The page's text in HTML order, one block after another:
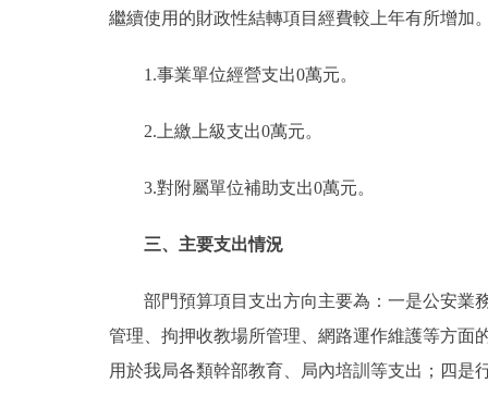
繼續使用的財政性結轉項目經費較上年有所增加
1.事業單位經營支出0萬元。
2.上繳上級支出0萬元。
3.對附屬單位補助支出0萬元。
三、主要支出情況
部門預算項目支出方向主要為：一是公安業務
管理、拘押收教場所管理、網路運作維護等方面
用於我局各類幹部教育、局內培訓等支出；四是